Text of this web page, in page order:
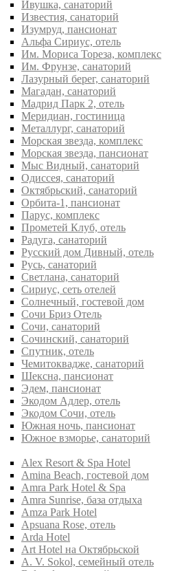
Ивушка, санаторий
Известия, санаторий
Изумруд, пансионат
Альфа Сириус, отель
Им. Мориса Тореза, комплекс
Им. Фрунзе, санаторий
Лазурный берег, санаторий
Магадан, санаторий
Мадрид Парк 2, отель
Меридиан, гостиница
Металлург, санаторий
Морская звезда, комплекс
Морская звезда, пансионат
Мыс Видный, санаторий
Одиссея, санаторий
Октябрьский, санаторий
Орбита-1, пансионат
Парус, комплекс
Прометей Клуб, отель
Радуга, санаторий
Русский дом Дивный, отель
Русь, санаторий
Светлана, санаторий
Сириус, сеть отелей
Солнечный, гостевой дом
Сочи Бриз Отель
Сочи, санаторий
Сочинский, санаторий
Спутник, отель
Чемитоквадже, санаторий
Шексна, пансионат
Эдем, пансионат
Экодом Адлер, отель
Экодом Сочи, отель
Южная ночь, пансионат
Южное взморье, санаторий
Alex Resort & Spa Hotel
Amina Beach, гостевой дом
Amra Park Hotel & Spa
Amra Sunrise, база отдыха
Amza Park Hotel
Apsuana Rose, отель
Arda Hotel
Art Hotel на Октябрьской
A. V. Sokol, семейный отель